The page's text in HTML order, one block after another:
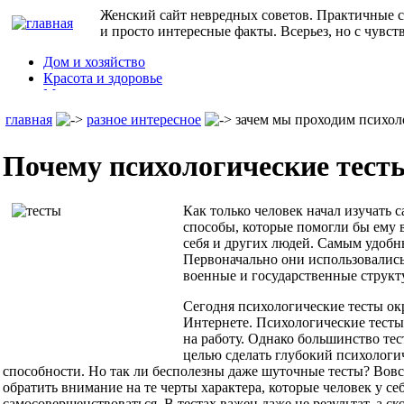
Женский сайт невредных советов. Практичные
и просто интересные факты. Всерьез, но с
Дом и хозяйство
Красота и здоровье
Мода и стиль
Дети
Семья
Юмор
Кулинарные рецепты
главная разное интересное зачем мы проходим
Почему психологические
Как только человек начал изучать
способы, которые помогли бы ему
себя и других людей. Самым
Первоначально они
военные и государственные
Сегодня психологические тесты
Интернете. Психологические
на работу. Однако большинство
целью сделать глубокий
способности. Но так ли бесполезны даже шуточные тесты?
обратить внимание на те черты характера, которые человек у